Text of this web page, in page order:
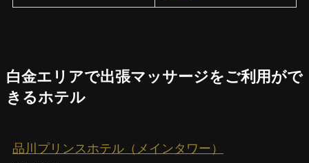
白金エリアで出張マッサージをご利用がで
きるホテル
品川プリンスホテル（メインタワー）